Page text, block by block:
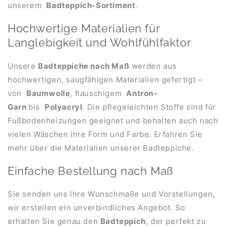
unserem Badteppich-Sortiment.
Hochwertige Materialien für
Langlebigkeit und Wohlfühlfaktor
Unsere Badteppiche nach Maß werden aus
hochwertigen, saugfähigen Materialien gefertigt –
von Baumwolle, flauschigem Antron-
Garn bis Polyacryl. Die pflegeleichten Stoffe sind für
Fußbodenheizungen geeignet und behalten auch nach
vielen Wäschen ihre Form und Farbe. Erfahren Sie
mehr über die Materialien unserer Badteppiche.
Einfache Bestellung nach Maß
Sie senden uns Ihre Wunschmaße und Vorstellungen,
wir erstellen ein unverbindliches Angebot. So
erhalten Sie genau den Badteppich, der perfekt zu